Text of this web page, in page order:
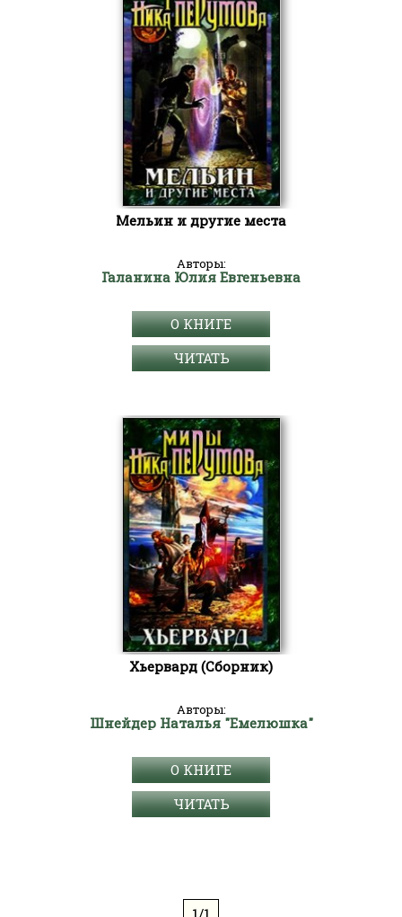
Мельин и другие места
Авторы:
Галанина Юлия Евгеньевна
О КНИГЕ
ЧИТАТЬ
Хьервард (Сборник)
Авторы:
Шнейдер Наталья "Емелюшка"
О КНИГЕ
ЧИТАТЬ